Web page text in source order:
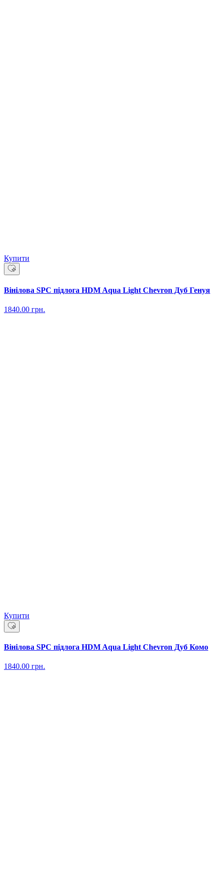
Купити
Вінілова SPC підлога HDM Aqua Light Chevron Дуб Генуя
1840.00 грн.
Купити
Вінілова SPC підлога HDM Aqua Light Chevron Дуб Комо
1840.00 грн.